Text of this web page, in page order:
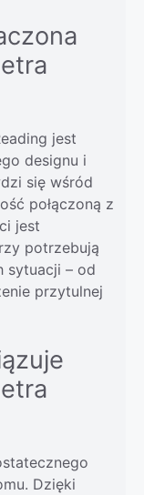
jest
designu i
się wśród
połączoną z
jest
potrzebują
sytuacji – od
przytulnej
Dzięki